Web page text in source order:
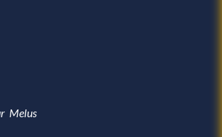
Melus